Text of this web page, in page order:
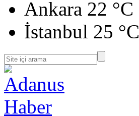
Ankara 22 °C
İstanbul 25 °C